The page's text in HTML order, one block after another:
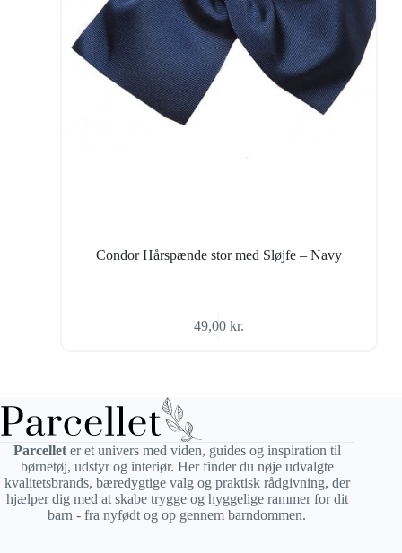
Condor Hårspænde stor med Sløjfe – Navy
49,00 kr.
Parcelleter et univers med viden, guides og inspiration til
børnetøj, udstyr og interiør. Her finder du nøje udvalgte
kvalitetsbrands, bæredygtige valg og praktisk rådgivning, der
hjælper dig med at skabe trygge og hyggelige rammer for dit
barn - fra nyfødt og op gennem barndommen.